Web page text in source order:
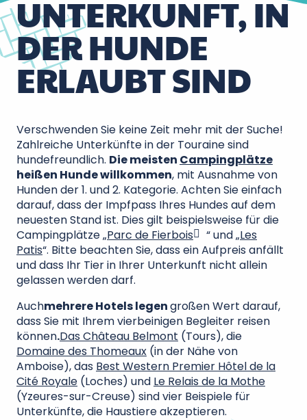
UNTERKUNFT, IN
DER HUNDE
ERLAUBT SIND
Verschwenden Sie keine Zeit mehr mit der Suche!
Zahlreiche Unterkünfte in der Touraine sind
hundefreundlich. Die meisten Campingplätze
heißen Hunde willkommen, mit Ausnahme von
Hunden der 1. und 2. Kategorie. Achten Sie einfach
darauf, dass der Impfpass Ihres Hundes auf dem
neuesten Stand ist. Dies gilt beispielsweise für die
Campingplätze„Parc de Fierbois “ und„Les
Patis“. Bitte beachten Sie, dass ein Aufpreis anfällt
und dass Ihr Tier in Ihrer Unterkunft nicht allein
gelassen werden darf.
Auchmehrere Hotels legengroßen Wert darauf,
dass Sie mit Ihrem vierbeinigen Begleiter reisen
können.Das Château Belmont (Tours), die
Domaine des Thomeaux (in der Nähe von
Amboise), das Best Western Premier Hôtel de la
Cité Royale (Loches) und Le Relais de la Mothe
(Yzeures-sur-Creuse) sind vier Beispiele für
Unterkünfte, die Haustiere akzeptieren.